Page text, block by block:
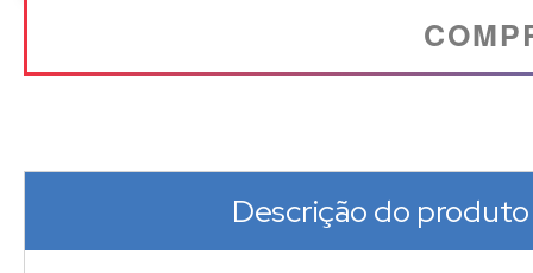
Descrição do produto